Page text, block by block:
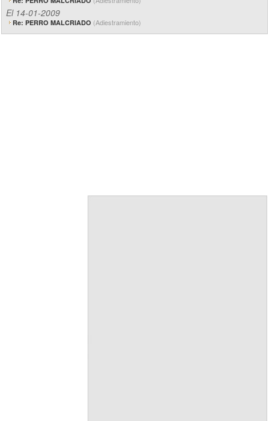
El 14-01-2009
Re: PERRO MALCRIADO (Adiestramiento)